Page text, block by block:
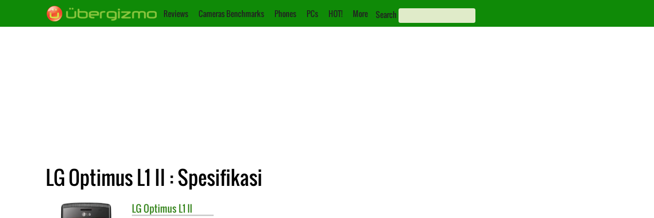
Reviews Cameras Benchmarks Phones PCs HOT! More Search
LG Optimus L1 II : Spesifikasi
LG Optimus L1 II